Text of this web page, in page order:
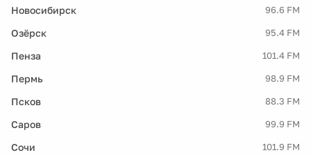
Новосибирск 96.6 FM
Озёрск 95.4 FM
Пенза 101.4 FM
Пермь 98.9 FM
Псков 88.3 FM
Саров 99.9 FM
Сочи 101.9 FM